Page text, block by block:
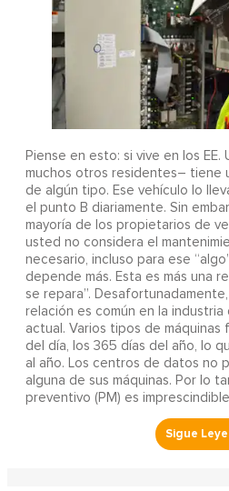
Piense en esto: si vive en los EE.
muchos otros residentes– tiene
de algún tipo. Ese vehículo lo
el punto B diariamente. Sin
mayoría de los propietarios de
usted no considera el
necesario, incluso para ese
depende más. Esta es más una
se repara”.
relación es común en la
actual. Varios tipos de máquinas
del día, los 365 días del año, lo
al año. Los centros de datos no
alguna de sus máquinas. Por lo
preventivo (PM) es